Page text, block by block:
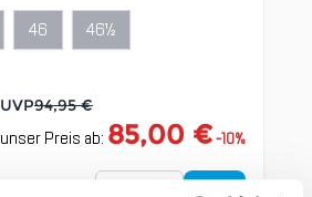
46 46½
UVP94,95 €
unser Preis ab: 85,00 €-10%
Menge